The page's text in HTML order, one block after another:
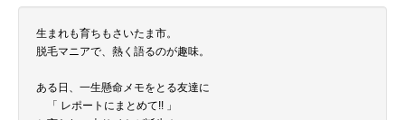
生まれも育ちもさいたま市。
脱毛マニアで、熱く語るのが趣味。
ある日、一生懸命メモをとる友達に
「 レポートにまとめて!! 」